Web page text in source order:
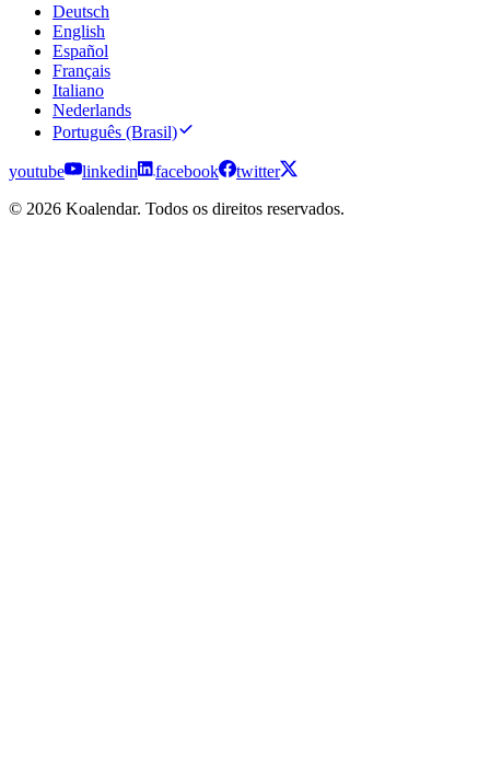
Deutsch
English
Español
Français
Italiano
Nederlands
Português (Brasil)
youtube linkedin facebook
twitter
© 2026 Koalendar. Todos os direitos reservados.